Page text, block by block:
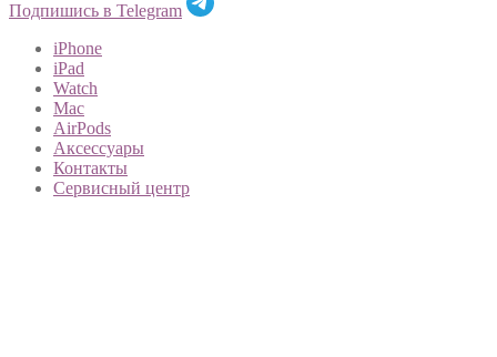
Подпишись в Telegram
iPhone
iPad
Watch
Mac
AirPods
Аксессуары
Контакты
Сервисный центр